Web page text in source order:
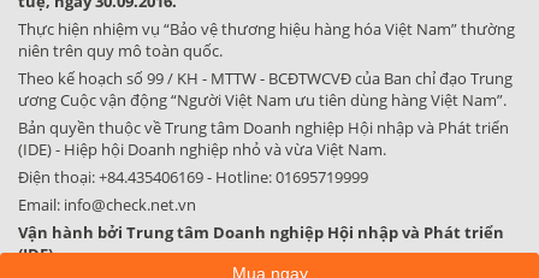
Thực hiện nhiệm vụ “Bảo vệ thương hiệu hàng hóa Việt Nam” thường
niên trên quy mô toàn quốc.
Theo kế hoạch số 99 / KH - MTTW - BCĐTWCVĐ của Ban chỉ đạo Trung
ương Cuộc vận động “Người Việt Nam ưu tiên dùng hàng Việt Nam”.
Bản quyền thuộc về Trung tâm Doanh nghiệp Hội nhập và Phát triển
(IDE) - Hiệp hội Doanh nghiệp nhỏ và vừa Việt Nam.
Điện thoại:+84.435406169- Hotline:01695719999
Email: info@check.net.vn
Vận hành bởi Trung tâm Doanh nghiệp Hội nhập và Phát triển
(IDE)